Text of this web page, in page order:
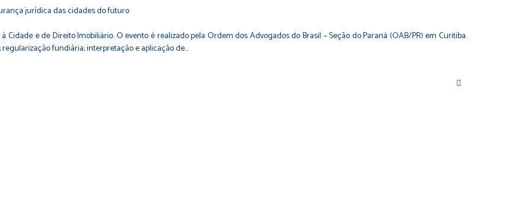
Cidade e de Direito Imobiliário. O evento é realizado pela Ordem dos Advogados do Brasil – Seção do Paraná (OAB/PR) em Curitiba.
fundiária; interpretação e aplicação de…